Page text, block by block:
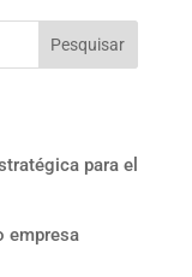
Pesquisar
para el
empresa